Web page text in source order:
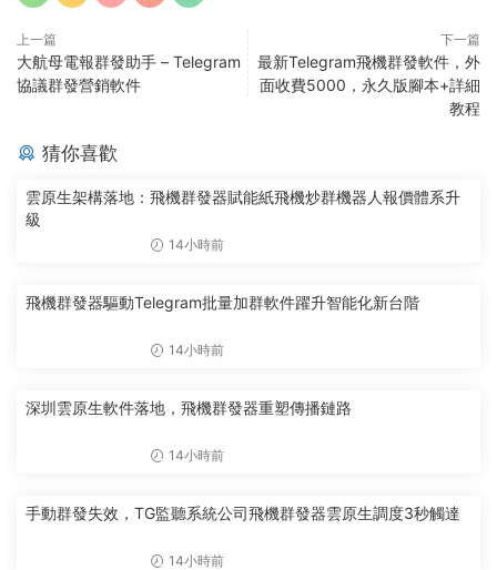
上一篇
大航母電報群發助手 – Telegram
協議群發營銷軟件
下一篇
最新Telegram飛機群發軟件，外
面收費5000，永久版腳本+詳細
教程
猜你喜歡
雲原生架構落地：飛機群發器賦能紙飛機炒群機器人報價體系升
級
14小時前
飛機群發器驅動Telegram批量加群軟件躍升智能化新台階
14小時前
深圳雲原生軟件落地，飛機群發器重塑傳播鏈路
14小時前
手動群發失效，TG監聽系統公司飛機群發器雲原生調度3秒觸達
14小時前